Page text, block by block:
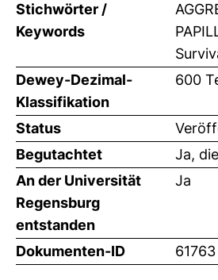
Stichwörter /
Keywords
Dewey-Dezimal-
Klassifikation
600
Status
Begutachtet
Ja,
An der Universität
Regensburg
entstanden
Ja
Dokumenten-ID 61763